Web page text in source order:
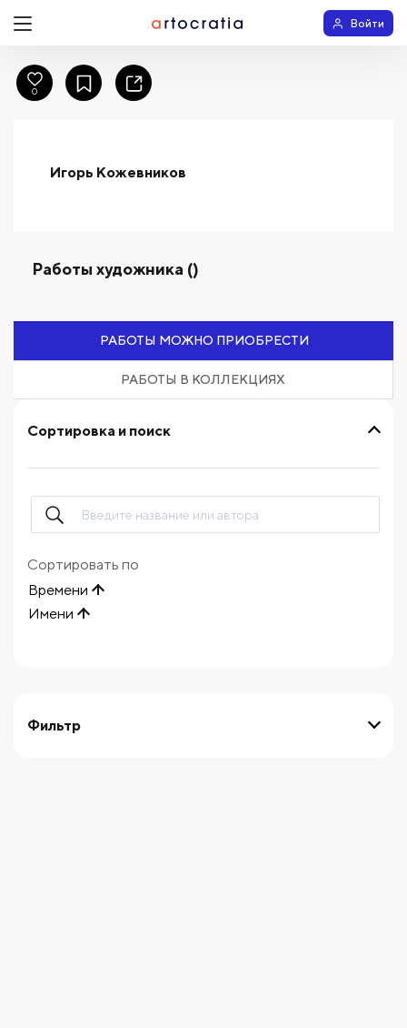
Войти
Игорь Кожевников
Работы художника ()
РАБОТЫ МОЖНО ПРИОБРЕСТИ
РАБОТЫ В КОЛЛЕКЦИЯХ
Фильтр
Сортировка и поиск
Сортировать по
Времени
Имени
0